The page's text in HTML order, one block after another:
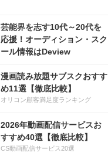
芸能界を志す10代～20代を
応援！オーディション・スク
ール情報はDeview
漫画読み放題サブスクおすす
め11選【徹底比較】
オリコン顧客満足度ランキング
2026年動画配信サービスお
すすめ40選【徹底比較】
CS動画配信サービス20選